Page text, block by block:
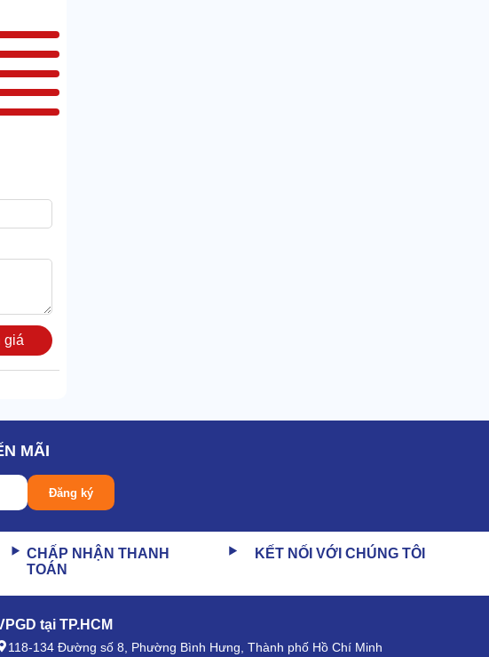
lần.
quá trình
giá
MÃI
Đăng ký
CHẤP NHẬN THANH
TOÁN
KẾT NỐI VỚI CHÚNG TÔI
tại TP.HCM
118-134 Đường số 8, Phường Bình Hưng, Thành phố Hồ Chí Minh